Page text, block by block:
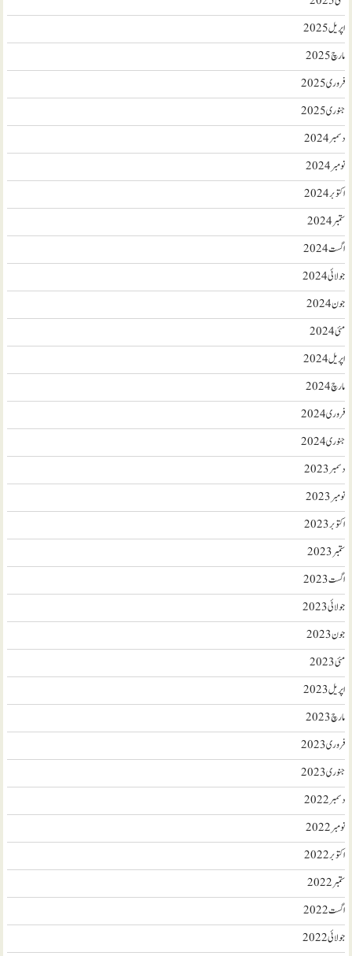
اپریل 2025
مارچ 2025
فروری 2025
جنوری 2025
دسمبر 2024
نومبر 2024
اکتوبر 2024
ستمبر 2024
اگست 2024
جولائی 2024
جون 2024
مئی 2024
اپریل 2024
مارچ 2024
فروری 2024
جنوری 2024
دسمبر 2023
نومبر 2023
اکتوبر 2023
ستمبر 2023
اگست 2023
جولائی 2023
جون 2023
مئی 2023
اپریل 2023
مارچ 2023
فروری 2023
جنوری 2023
دسمبر 2022
نومبر 2022
اکتوبر 2022
ستمبر 2022
اگست 2022
جولائی 2022